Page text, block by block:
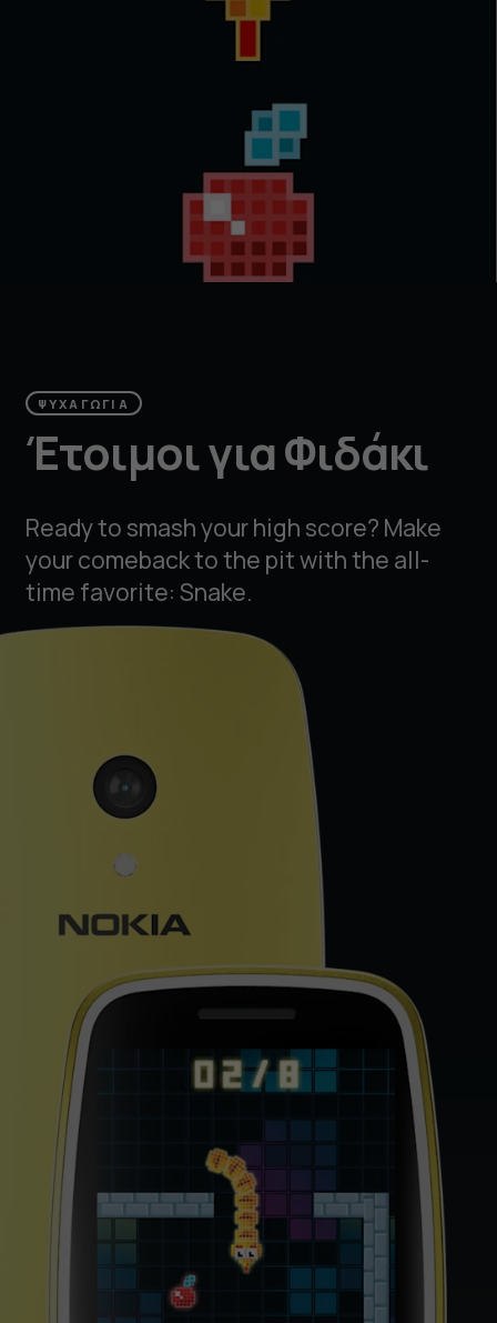
ΨΥΧΑΓΩΓΊΑ
Έτοιμοι για Φιδάκι
Ready to smash your high score? Make
your comeback to the pit with the all-
time favorite: Snake.